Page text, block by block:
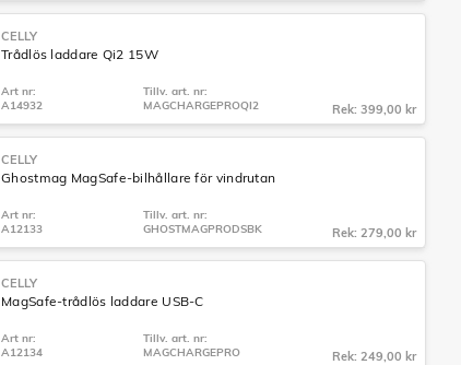
CELLY
Trådlös laddare Qi2 15W
Art nr:
A14932
Tillv. art. nr:
MAGCHARGEPROQI2
Rek: 399,00 kr
CELLY
Ghostmag MagSafe-bilhållare för vindrutan
Art nr:
A12133
Tillv. art. nr:
GHOSTMAGPRODSBK
Rek: 279,00 kr
CELLY
MagSafe-trådlös laddare USB-C
Art nr:
A12134
Tillv. art. nr:
MAGCHARGEPRO
Rek: 249,00 kr